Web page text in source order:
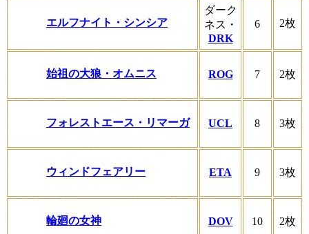
エルフナイト・シンシア
ダーク
ネス・
DRK
6 2枚
始祖の大狼・オムニス ROG 7 2枚
フォレストエース・リマーガ UCL 8 3枚
ウィンドフェアリー ETA 9 3枚
輪廻の女神 DOV 10 2枚